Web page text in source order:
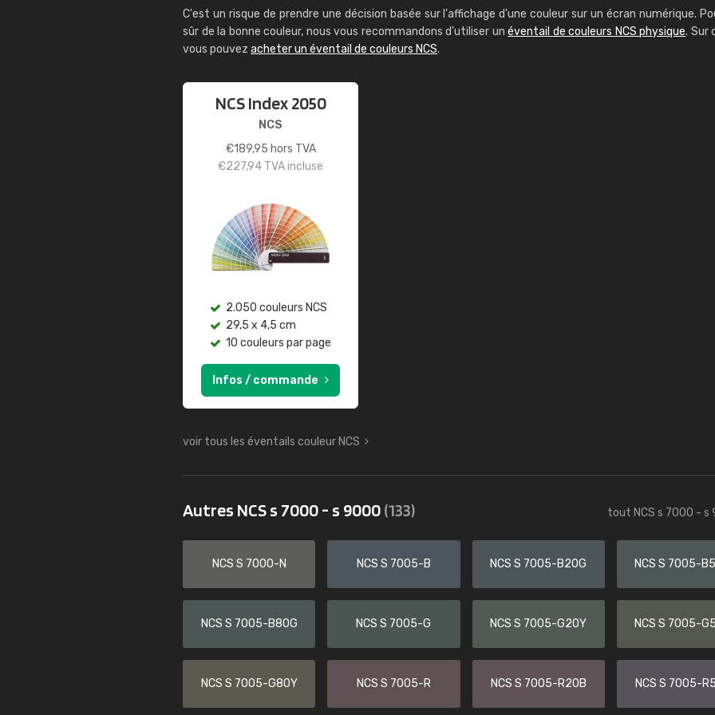
C'est un risque de prendre une décision basée sur l'affichage d'une couleur sur un écran numérique.
sûr de la bonne couleur, nous vous recommandons d'utiliser unéventail de couleurs NCS physique. Sur
vous pouvez acheter un éventail de couleurs NCS.
NCS Index 2050
NCS
€189,95 hors TVA
€227,94 TVA incluse
2.050 couleurs NCS
29,5 x 4,5 cm
10 couleurs par page
Infos / commande
voir tous les éventails couleur NCS
Autres NCS s 7000 - s 9000(133) tout NCS s 7000 - s
NCS S 7000-N NCS S 7005-B NCS S 7005-B20G NCS S 7005-
NCS S 7005-B80G NCS S 7005-G NCS S 7005-G20Y NCS S 7005-
NCS S 7005-G80Y NCS S 7005-R NCS S 7005-R20B NCS S 7005-